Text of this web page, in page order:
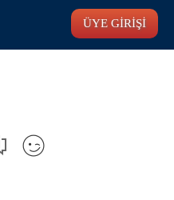
ÜYE GİRİŞİ